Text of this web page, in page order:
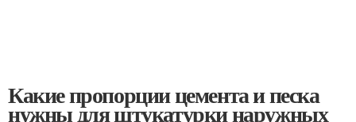
Какие пропорции цемента и песка
нужны для штукатурки наружных